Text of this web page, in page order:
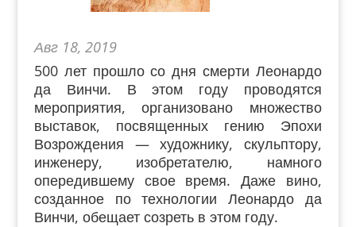
Авг 18, 2019
500 лет прошло со дня смерти Леонардо
да Винчи. В этом году проводятся
мероприятия, организовано множество
выставок, посвященных гению Эпохи
Возрождения — художнику, скульптору,
инженеру, изобретателю, намного
опередившему свое время. Даже вино,
созданное по технологии Леонардо да
Винчи, обещает созреть в этом году.